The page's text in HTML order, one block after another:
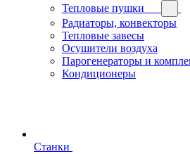
Тепловые пушки
Радиаторы, конвекторы
Тепловые завесы
Осушители воздуха
Парогенераторы и
Кондиционеры
Станки